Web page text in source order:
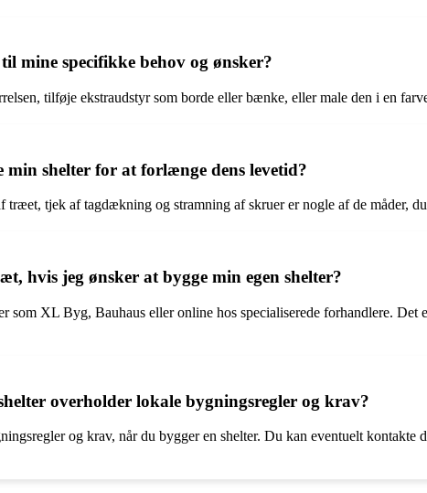
mine specifikke behov og ønsker?
tilføje ekstraudstyr som borde eller bænke, eller male den i en
shelter for at forlænge dens levetid?
tjek af tagdækning og stramning af skruer er nogle af de måder,
hvis jeg ønsker at bygge min egen shelter?
som XL Byg, Bauhaus eller online hos specialiserede forhandlere.
overholder lokale bygningsregler og krav?
og krav, når du bygger en shelter. Du kan eventuelt